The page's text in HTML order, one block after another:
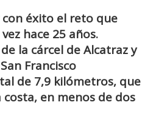
éxito el reto que
hace 25 años.
la cárcel de Alcatraz y
Francisco
de 7,9 kilómetros, que
en menos de dos